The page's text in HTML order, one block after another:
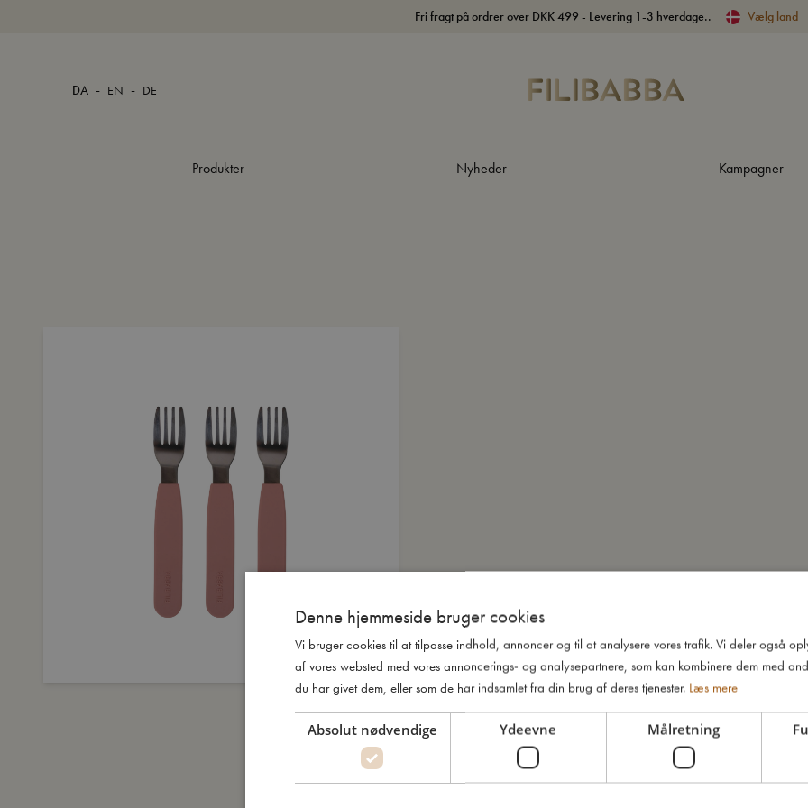
Fri fragt på ordrer over DKK 499 - Levering 1-3 hverdage.. Vælg land
DA - EN - DE
Produkter Nyheder Kampagner
Denne hjemmeside bruger cookies
Vi bruger cookies til at tilpasse indhold, annoncer og til at analysere vores trafik. Vi deler også
af vores websted med vores annoncerings- og analysepartnere, som kan kombinere dem med
du har givet dem, eller som de har indsamlet fra din brug af deres tjenester. Læs mere
Absolut nødvendige Ydeevne Målretning